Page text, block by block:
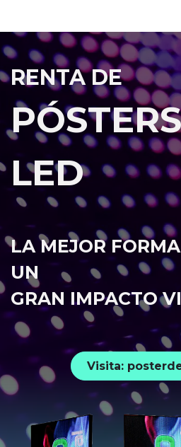
RENTA DE
LED
LA MEJOR
UN
GRAN IMPACTO
Visita: